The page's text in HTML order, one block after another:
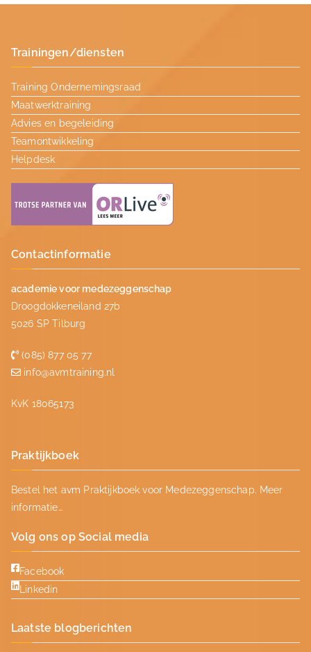
Trainingen/diensten
Training Ondernemingsraad
Maatwerktraining
Advies en begeleiding
Teamontwikkeling
Helpdesk
Contactinformatie
academie voor medezeggenschap
Droogdokkeneiland 27b
5026 SP Tilburg
(085) 877 05 77
info@avmtraining.nl
KvK 18065173
Praktijkboek
Bestel het avm Praktijkboek voor Medezeggenschap. Meer
informatie…
Volg ons op Social media
Facebook
Linkedin
Laatste blogberichten